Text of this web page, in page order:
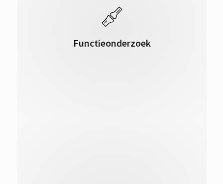
Functieonderzoek
van gewrichten. Hierbij neemt het
functieonderzoek van de voet en de enkel
gevallen voert uw therapeut ook